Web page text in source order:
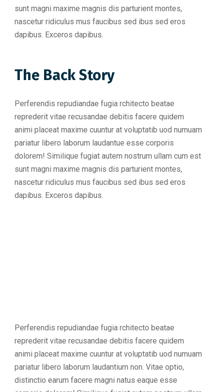
sunt magni maxime magnis dis parturient montes,
nascetur ridiculus mus faucibus sed ibus sed eros
dapibus. Exceros dapibus.
The Back Story
Perferendis repudiandae fugia rchitecto beatae
reprederit vitae recusandae debitis facere quidem
animi placeat maxime cuuntur at voluptatib uod numuam
pariatur libero laborum laudantue esse corporis
dolorem! Similique fugiat autem nostrum ullam cum est
sunt magni maxime magnis dis parturient montes,
nascetur ridiculus mus faucibus sed ibus sed eros
dapibus. Exceros dapibus.
Perferendis repudiandae fugia rchitecto beatae
reprederit vitae recusandae debitis facere quidem
animi placeat maxime cuuntur at voluptatib uod numuam
pariatur libero laborum laudantium non. Vitae optio,
distinctio earum facere magni natus eaque esse